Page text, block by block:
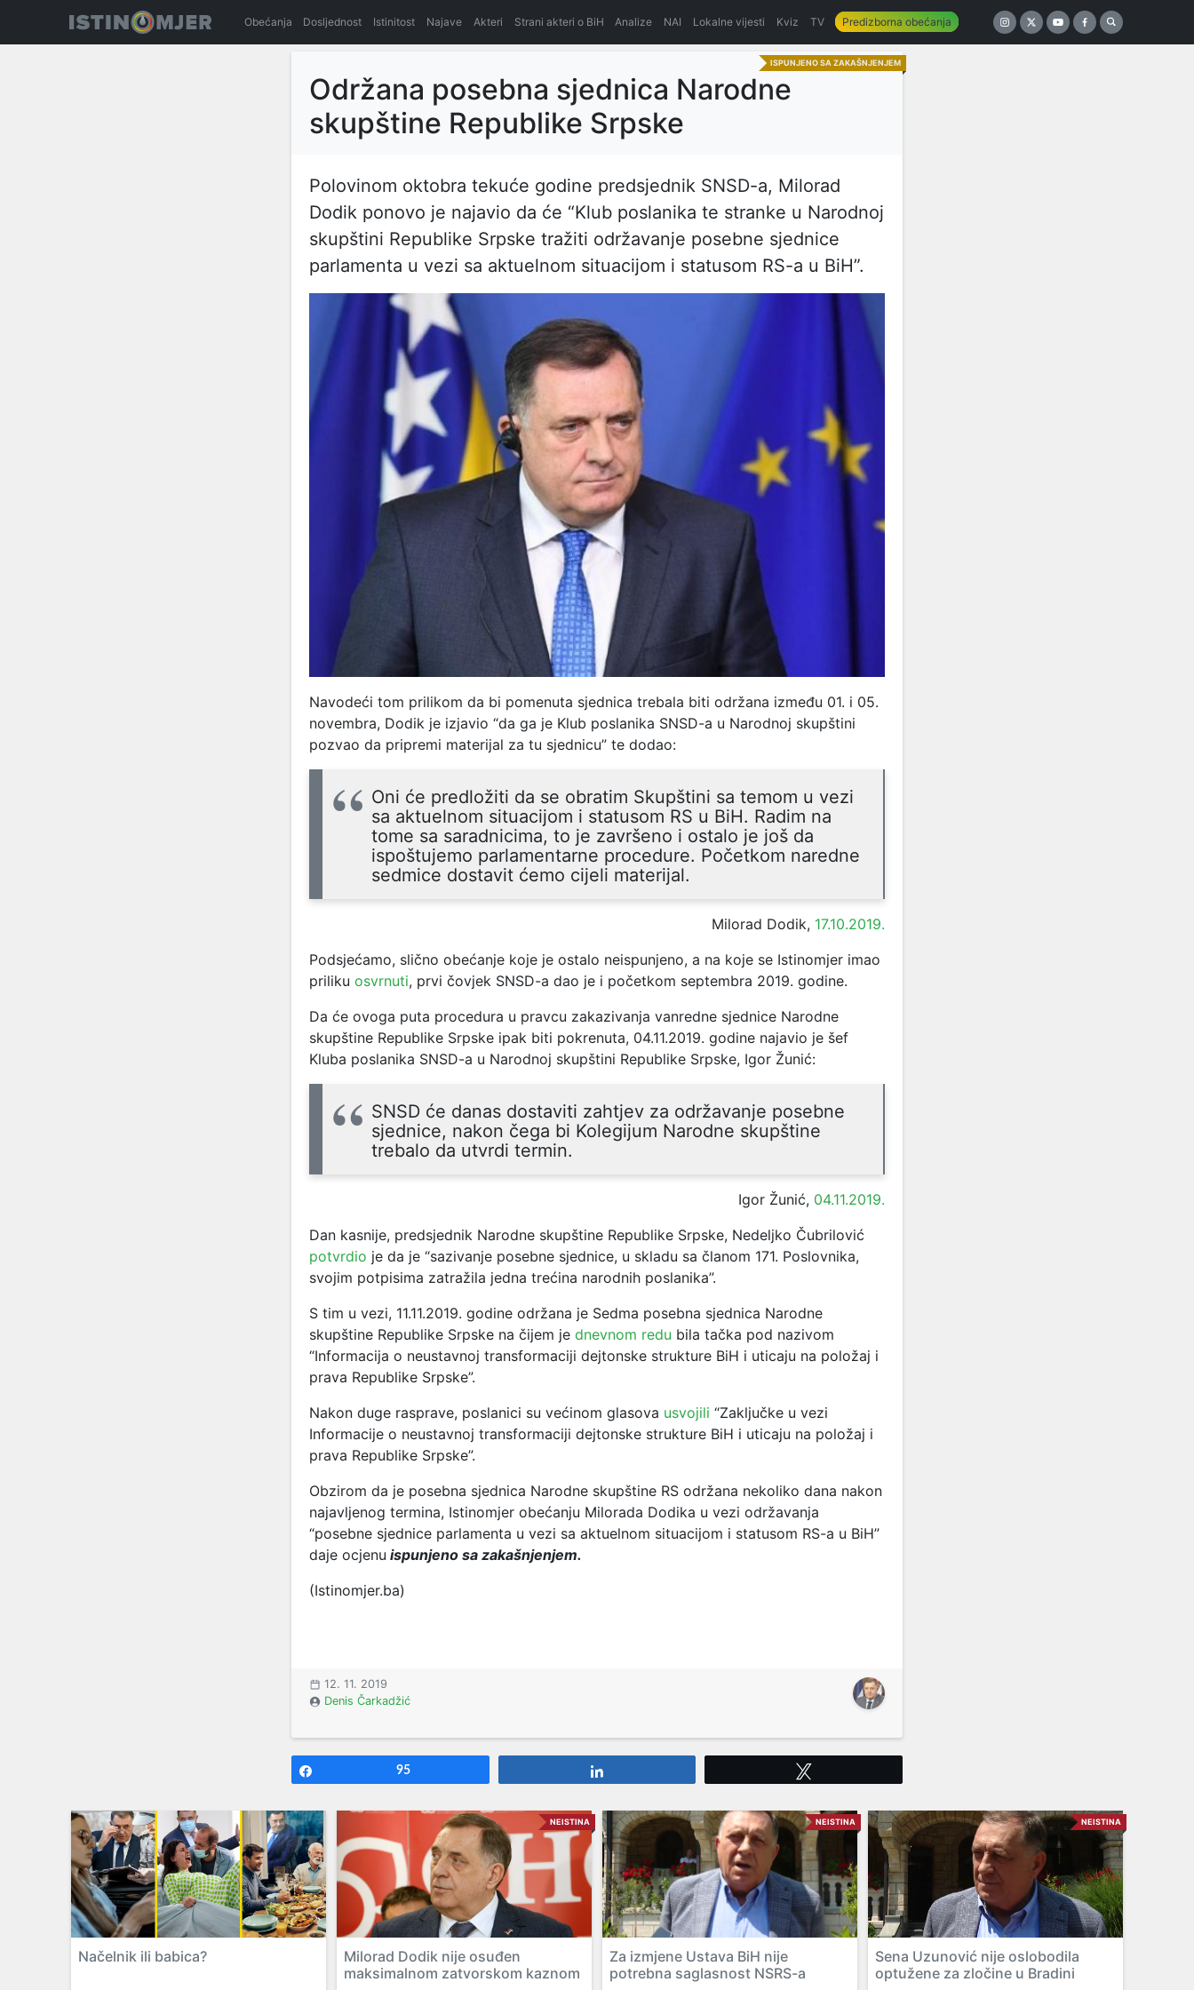
Obećanja Dosljednost Istinitost Najave Akteri Strani akteri o BiH Analize NAI Lokalne vijesti Kviz TV Predizborna obećanja
ISPUNJENO SA ZAKAŠNJENJEM
Održana posebna sjednica Narodne
skupštine Republike Srpske
Polovinom oktobra tekuće godine predsjednik SNSD-a, Milorad
Dodik ponovo je najavio da će “Klub poslanika te stranke u Narodnoj
skupštini Republike Srpske tražiti održavanje posebne sjednice
parlamenta u vezi sa aktuelnom situacijom i statusom RS-a u BiH”.
Navodeći tom prilikom da bi pomenuta sjednica trebala biti održana između 01. i 05.
novembra, Dodik je izjavio “da ga je Klub poslanika SNSD-a u Narodnoj skupštini
pozvao da pripremi materijal za tu sjednicu” te dodao:
Oni će predložiti da se obratim Skupštini sa temom u vezi
sa aktuelnom situacijom i statusom RS u BiH. Radim na
tome sa saradnicima, to je završeno i ostalo je još da
ispoštujemo parlamentarne procedure. Početkom naredne
sedmice dostavit ćemo cijeli materijal.
Milorad Dodik, 17.10.2019.
Podsjećamo, slično obećanje koje je ostalo neispunjeno, a na koje se Istinomjer imao
priliku osvrnuti, prvi čovjek SNSD-a dao je i početkom septembra 2019. godine.
Da će ovoga puta procedura u pravcu zakazivanja vanredne sjednice Narodne
skupštine Republike Srpske ipak biti pokrenuta, 04.11.2019. godine najavio je šef
Kluba poslanika SNSD-a u Narodnoj skupštini Republike Srpske, Igor Žunić:
SNSD će danas dostaviti zahtjev za održavanje posebne
sjednice, nakon čega bi Kolegijum Narodne skupštine
trebalo da utvrdi termin.
Igor Žunić, 04.11.2019.
Dan kasnije, predsjednik Narodne skupštine Republike Srpske, Nedeljko Čubrilović
potvrdio je da je “sazivanje posebne sjednice, u skladu sa članom 171. Poslovnika,
svojim potpisima zatražila jedna trećina narodnih poslanika”.
S tim u vezi, 11.11.2019. godine održana je Sedma posebna sjednica Narodne
skupštine Republike Srpske na čijem je dnevnom redu bila tačka pod nazivom
“Informacija o neustavnoj transformaciji dejtonske strukture BiH i uticaju na položaj i
prava Republike Srpske”.
Nakon duge rasprave, poslanici su većinom glasova usvojili “Zaključke u vezi
Informacije o neustavnoj transformaciji dejtonske strukture BiH i uticaju na položaj i
prava Republike Srpske”.
Obzirom da je posebna sjednica Narodne skupštine RS održana nekoliko dana nakon
najavljenog termina, Istinomjer obećanju Milorada Dodika u vezi održavanja
“posebne sjednice parlamenta u vezi sa aktuelnom situacijom i statusom RS-a u BiH”
daje ocjenu ispunjeno sa zakašnjenjem.
(Istinomjer.ba)
12. 11. 2019
Denis Čarkadžić
95
Načelnik ili babica?
NEISTINA
Milorad Dodik nije osuđen
maksimalnom zatvorskom kaznom
NEISTINA
Za izmjene Ustava BiH nije
potrebna saglasnost NSRS-a
NEISTINA
Sena Uzunović nije oslobodila
optužene za zločine u Bradini